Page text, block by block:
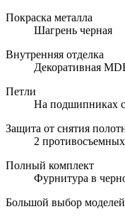
Покраска металла
Шагрень черная
Внутренняя отделка
Декоративная
Петли
На подшипниках
Защита от снятия
2
Полный комплект
Фурнитура в
Большой выбор